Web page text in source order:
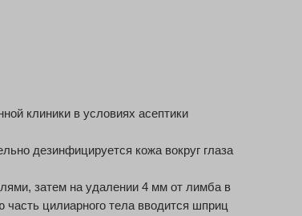
клиники в условиях асептики
дезинфицируется кожа вокруг глаза
затем на удалении 4 мм от лимба в
цилиарного тела вводится шприц